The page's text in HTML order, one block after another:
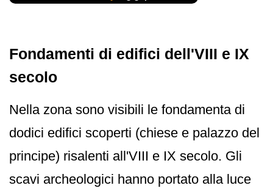
Fondamenti di edifici dell'VIII e IX
secolo
Nella zona sono visibili le fondamenta di
dodici edifici scoperti (chiese e palazzo del
principe) risalenti all'VIII e IX secolo. Gli
scavi archeologici hanno portato alla luce